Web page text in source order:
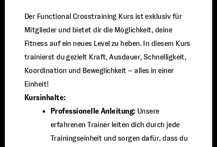
Der Functional Crosstraining Kurs ist exklusiv für
Mitglieder und bietet dir die Möglichkeit, deine
Fitness auf ein neues Level zu heben. In diesem Kurs
trainierst du gezielt Kraft, Ausdauer, Schnelligkeit,
Koordination und Beweglichkeit – alles in einer
Einheit!
Kursinhalte:
Professionelle Anleitung: Unsere
erfahrenen Trainer leiten dich durch jede
Trainingseinheit und sorgen dafür, dass du